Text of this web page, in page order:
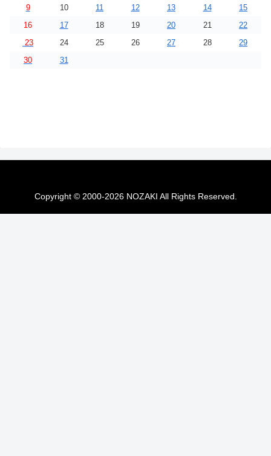
9 10 11 12 13 14
15
16
17 18 19 20 21
22
23
24 25 26 27 28
29
30
31
Copyright © 2000-2026 NOZAKI All Rights Reserved.